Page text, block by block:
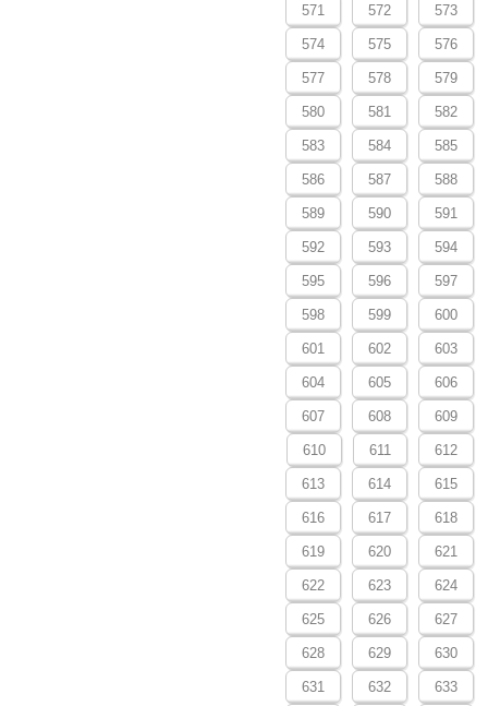
571 572 573
574 575 576
577 578 579
580 581 582
583 584 585
586 587 588
589 590 591
592 593 594
595 596 597
598 599 600
601 602 603
604 605 606
607 608 609
610 611 612
613 614 615
616 617 618
619 620 621
622 623 624
625 626 627
628 629 630
631 632 633